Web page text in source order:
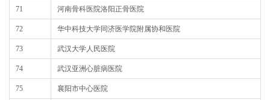
71 河南骨科医院洛阳正骨医院
72 华中科技大学同济医学院附属协和医院
73 武汉大学人民医院
74 武汉亚洲心脏病医院
75 襄阳市中心医院